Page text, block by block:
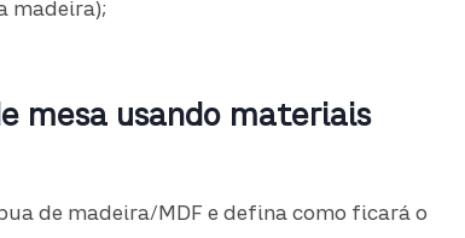
madeira);
mesa usando materiais
de madeira/MDF e defina como ficará o